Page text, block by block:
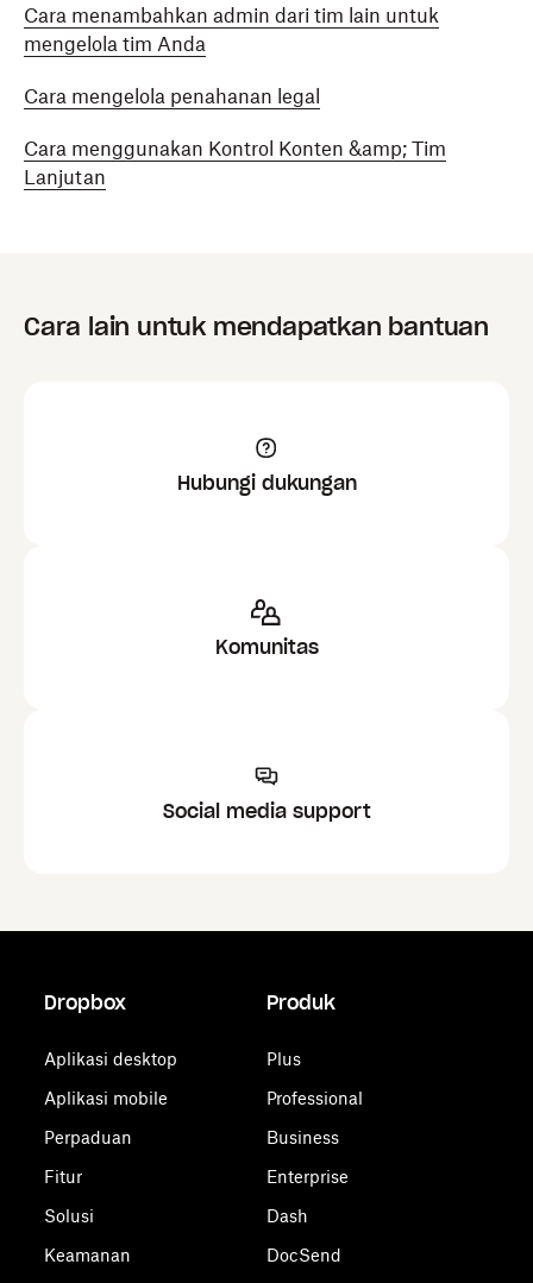
Cara menambahkan admin dari tim lain untuk
mengelola tim Anda
Cara mengelola penahanan legal
Cara menggunakan Kontrol Konten &amp; Tim
Lanjutan
Cara lain untuk mendapatkan bantuan
Hubungi dukungan
Komunitas
Social media support
Dropbox
Aplikasi desktop
Aplikasi mobile
Perpaduan
Fitur
Solusi
Keamanan
Produk
Plus
Professional
Business
Enterprise
Dash
DocSend